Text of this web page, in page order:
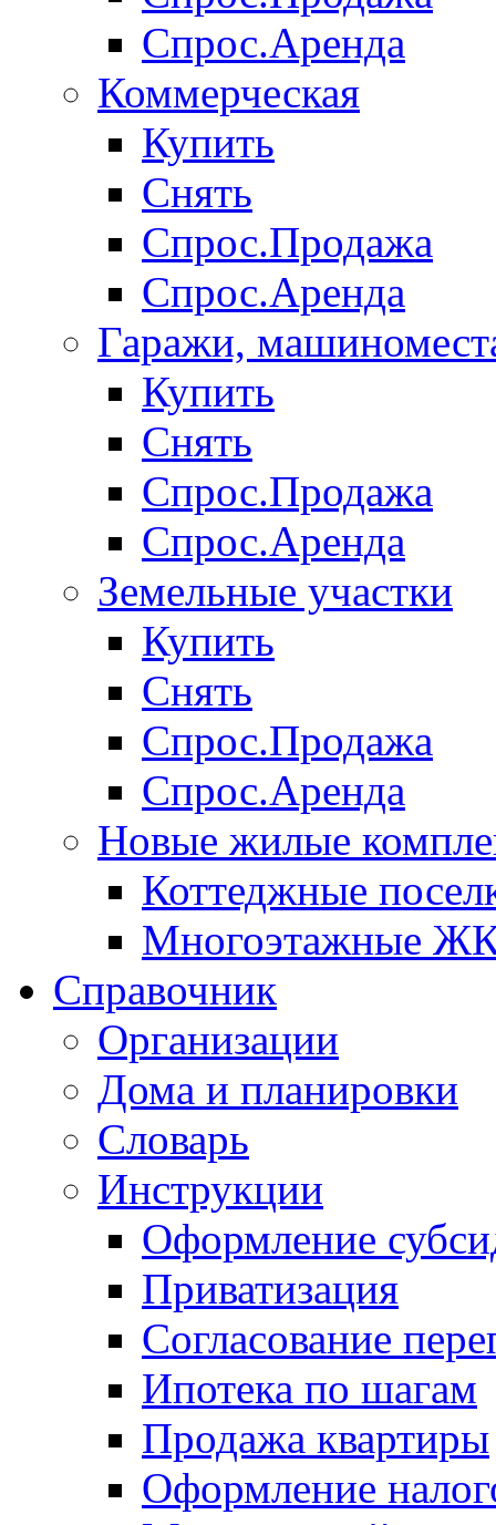
Спрос.Аренда
Коммерческая
Купить
Снять
Спрос.Продажа
Спрос.Аренда
Гаражи,
Купить
Снять
Спрос.Продажа
Спрос.Аренда
Земельные участки
Купить
Снять
Спрос.Продажа
Спрос.Аренда
Новые жилые
Коттеджные
Многоэтажные
Справочник
Организации
Дома и планировки
Словарь
Инструкции
Оформление
Приватизация
Согласование
Ипотека по шагам
Продажа квартиры
Оформление